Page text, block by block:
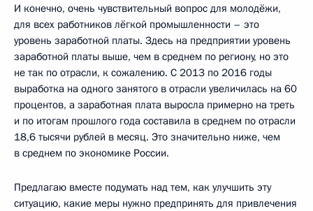
И конечно, очень чувствительный вопрос для молодёжи,
для всех работников лёгкой промышленности – это
уровень заработной платы. Здесь на предприятии уровень
заработной платы выше, чем в среднем по региону, но это
не так по отрасли, к сожалению. С 2013 по 2016 годы
выработка на одного занятого в отрасли увеличилась на 60
процентов, а заработная плата выросла примерно на треть
и по итогам прошлого года составила в среднем по отрасли
18,6 тысячи рублей в месяц. Это значительно ниже, чем
в среднем по экономике России.
Предлагаю вместе подумать над тем, как улучшить эту
ситуацию, какие меры нужно предпринять для привлечения